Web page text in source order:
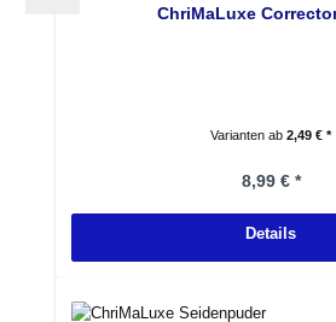
ChriMaLuxe
Varianten ab 2,49 € *
Regulärer
8,99 € *
Details